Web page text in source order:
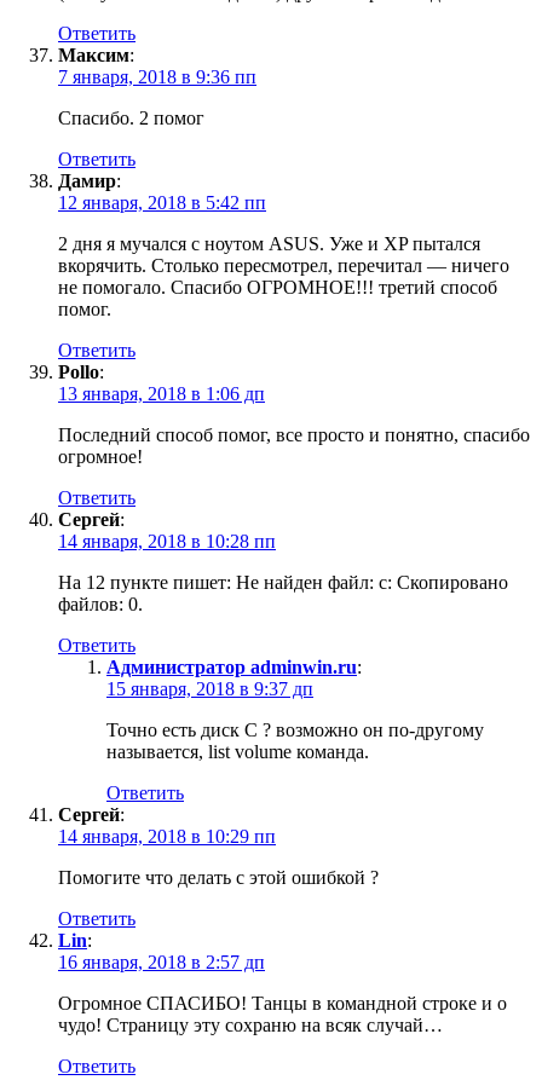
Ответить
Максим:
7 января, 2018 в 9:36 пп
Спасибо. 2 помог
Ответить
Дамир:
12 января, 2018 в 5:42 пп
2 дня я мучался с ноутом ASUS. Уже и ХP пытался
вкорячить. Столько пересмотрел, перечитал — ничего
не помогало. Спасибо ОГРОМНОЕ!!! третий способ
помог.
Ответить
Pollo:
13 января, 2018 в 1:06 дп
Последний способ помог, все просто и понятно, спасибо
огромное!
Ответить
Сергей:
14 января, 2018 в 10:28 пп
На 12 пункте пишет: Не найден файл: c: Скопировано
файлов: 0.
Ответить
Администратор adminwin.ru:
15 января, 2018 в 9:37 дп
Точно есть диск C ? возможно он по-другому
называется, list volume команда.
Ответить
Сергей:
14 января, 2018 в 10:29 пп
Помогите что делать с этой ошибкой ?
Ответить
Lin:
16 января, 2018 в 2:57 дп
Огромное СПАСИБО! Танцы в командной строке и о
чудо! Страницу эту сохраню на всяк случай…
Ответить